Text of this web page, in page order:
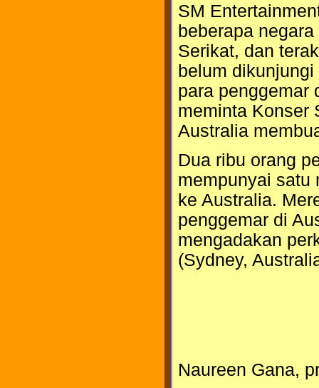
SM
beberapa
Serikat, dan
belum
para penggemar
meminta Konser
Australia
Dua ribu orang
mempunyai satu
ke Australia.
penggemar di
mengadakan
(Sydney,
Naureen Gana,